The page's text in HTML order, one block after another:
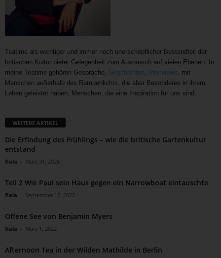
Teatime als wichtiger und immer noch unerschöpflicher Bestandteil der
britischen Kultur bietet Gelegenheit zum Austausch auf vielen Ebenen. In
meine Teatime gehören Gespräche, Geschichten, Interviews, mit
Menschen außerhalb des Rampenlichts, die aber Besonderes in ihrem
Leben geleistet haben, Menschen, die eine Inspiration für uns sind.
WEITERE ARTIKEL
Die Erfindung des Frühlings – wie die britische Gartenkultur
entstand
fiala - März 31, 2026
Teil 2 Wie Paul sein Haus gegen ein Narrowboat eintauschte
fiala - September 12, 2022
Offene See von Benjamin Myers
fiala - März 1, 2022
Afternoon Tea in der Wilden Mathilde in Berlin